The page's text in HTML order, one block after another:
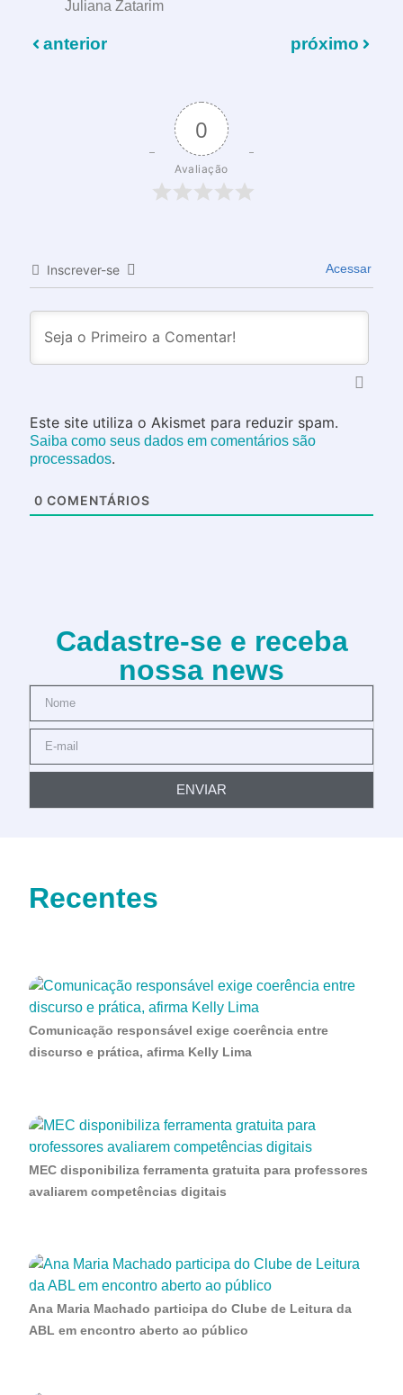
Juliana Zatarim
anterior próximo
0
Avaliação
Inscrever-se Acessar
Este site utiliza o Akismet para reduzir spam.
Saiba como seus dados em comentários são
processados.
0 COMENTÁRIOS
Cadastre-se e receba
nossa news
ENVIAR
Recentes
Comunicação responsável exige coerência entre
discurso e prática, afirma Kelly Lima
MEC disponibiliza ferramenta gratuita para professores
avaliarem competências digitais
Ana Maria Machado participa do Clube de Leitura da
ABL em encontro aberto ao público